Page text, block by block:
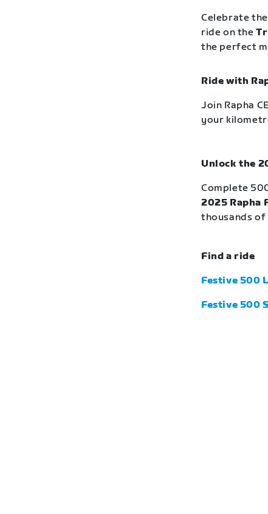
Celebrate
ride on the
the perfect
Ride with
Join Rapha
your
Unlock the
Complete
2025 Rapha
thousands of
Find a ride
Festive 500
Festive 500